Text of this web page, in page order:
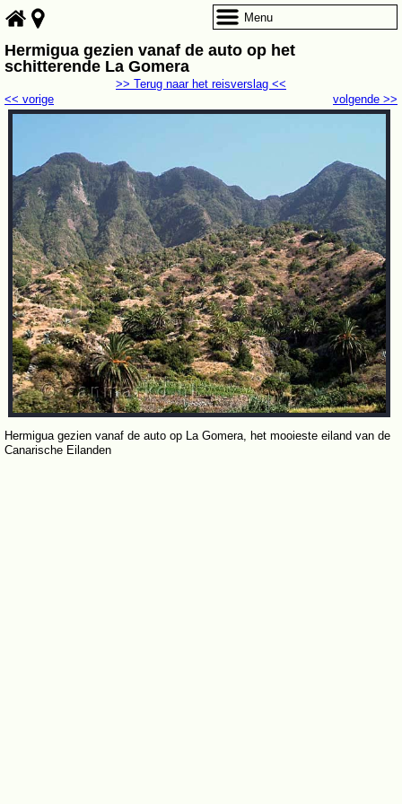
Hermigua gezien vanaf de auto op het
schitterende La Gomera
volgende >>
<< vorige
>> Terug naar het reisverslag <<
Hermigua gezien vanaf de auto op La Gomera, het mooieste eiland van de
Canarische Eilanden
Menu